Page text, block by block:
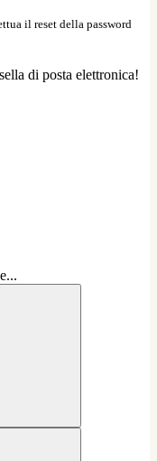
il reset della password
di posta elettronica!